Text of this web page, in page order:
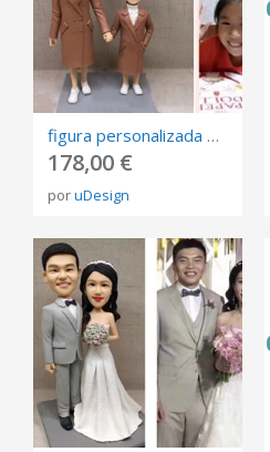
figura personalizada de fotos, 3D retrato Biscuit, muñeca de arte mini me personalizada
178,00 €
poruDesign